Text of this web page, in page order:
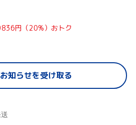
円（20%）おトク
知らせを受け取る